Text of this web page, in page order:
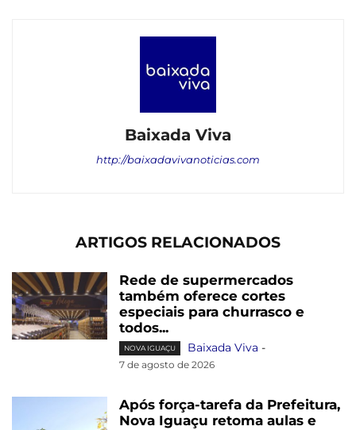
Baixada Viva
http://baixadavivanoticias.com
ARTIGOS RELACIONADOS
Rede de supermercados
também oferece cortes
especiais para churrasco e
todos...
NOVA IGUAÇU Baixada Viva -
7 de agosto de 2026
Após força-tarefa da Prefeitura,
Nova Iguaçu retoma aulas e